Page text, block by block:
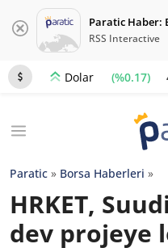
Paratic Haber:
RSS Interactive
Dolar (%0.17)
Paratic » Borsa Haberleri »
HRKET,
dev projeye